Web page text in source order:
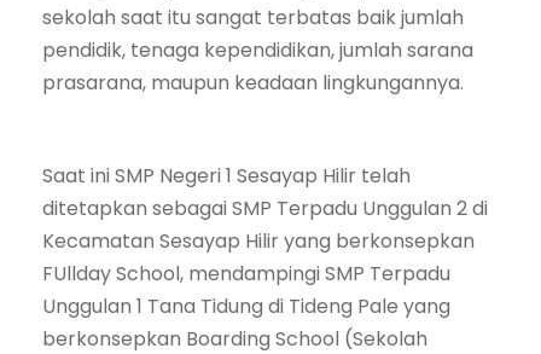
sekolah saat itu sangat terbatas baik jumlah
pendidik, tenaga kependidikan, jumlah sarana
prasarana, maupun keadaan lingkungannya.
Saat ini SMP Negeri 1 Sesayap Hilir telah
ditetapkan sebagai SMP Terpadu Unggulan 2 di
Kecamatan Sesayap Hilir yang berkonsepkan
FUllday School, mendampingi SMP Terpadu
Unggulan 1 Tana Tidung di Tideng Pale yang
berkonsepkan Boarding School (Sekolah